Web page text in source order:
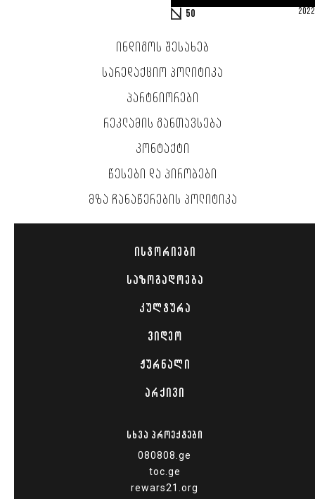
50 2022
ᲘᲜᲓᲘᲒᲝᲡ ᲨᲔᲡᲐᲮᲔᲑ
ᲡᲐᲠᲔᲓᲐᲥᲪᲘᲝ ᲞᲝᲚᲘᲢᲘᲙᲐ
ᲞᲐᲠᲢᲜᲘᲝᲠᲔᲑᲘ
ᲠᲔᲙᲚᲐᲛᲘᲡ ᲒᲐᲜᲗᲐᲕᲡᲔᲑᲐ
ᲙᲝᲜᲢᲐᲥᲢᲘ
ᲬᲔᲡᲔᲑᲘ ᲓᲐ ᲞᲘᲠᲝᲑᲔᲑᲘ
ᲛᲖᲐ ᲩᲐᲜᲐᲬᲔᲠᲔᲑᲘᲡ ᲞᲝᲚᲘᲢᲘᲙᲐ
ᲘᲡᲢᲝᲠᲘᲔᲑᲘ
ᲡᲐᲖᲝᲒᲐᲓᲝᲔᲑᲐ
ᲙᲣᲚᲢᲣᲠᲐ
ᲕᲘᲓᲔᲝ
ᲟᲣᲠᲜᲐᲚᲘ
ᲐᲠᲥᲘᲕᲘ
ᲡᲮᲕᲐ ᲞᲠᲝᲔᲥᲢᲔᲑᲘ
080808.ge
toc.ge
rewars21.org